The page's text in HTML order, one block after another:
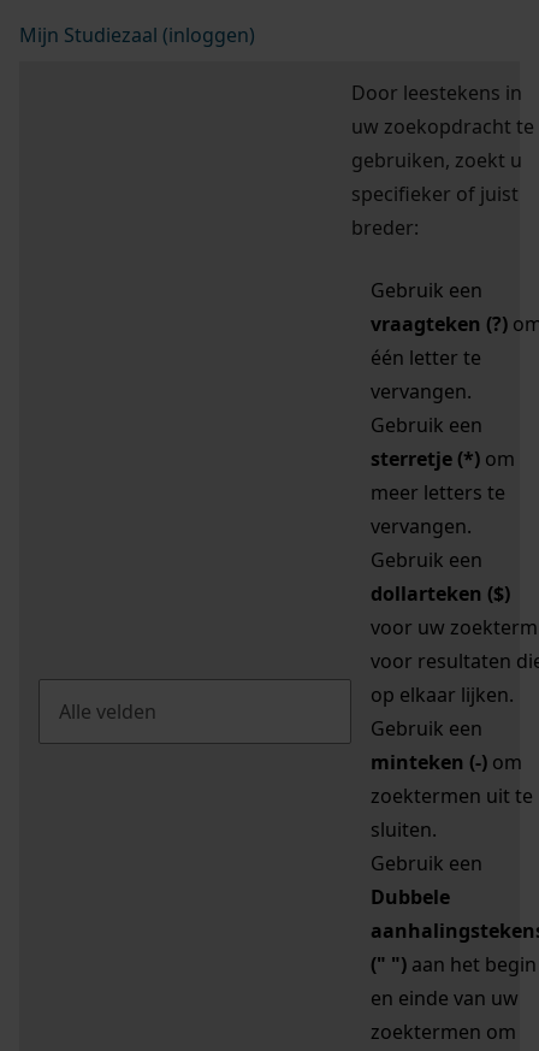
Mijn Studiezaal (inloggen)
Door leestekens in
uw zoekopdracht te
gebruiken, zoekt u
specifieker of juist
breder:
Gebruik een
vraagteken (?)
één letter te
vervangen.
Gebruik een
sterretje (*) om
meer letters te
vervangen.
Gebruik een
dollarteken ($)
voor uw zoekterm
voor resultaten
op elkaar lijken.
Gebruik een
minteken (-) om
zoektermen uit te
sluiten.
Gebruik een
Dubbele
(" ") aan het begin
en einde van uw
zoektermen om